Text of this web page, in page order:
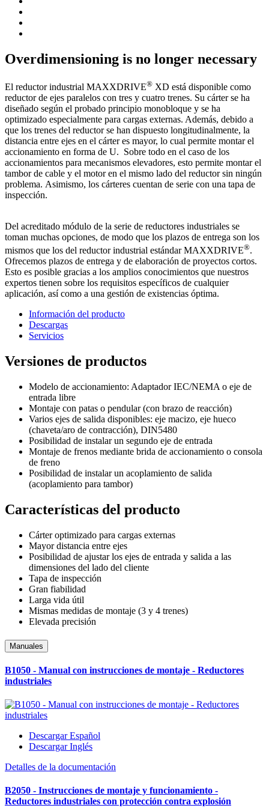
Overdimensioning is no longer necessary
El reductor industrial MAXXDRIVE® XD está disponible como
reductor de ejes paralelos con tres y cuatro trenes. Su cárter se ha
diseñado según el probado principio monobloque y se ha
optimizado especialmente para cargas externas. Además, debido a
que los trenes del reductor se han dispuesto longitudinalmente, la
distancia entre ejes en el cárter es mayor, lo cual permite montar el
accionamiento en forma de U. Sobre todo en el caso de los
accionamientos para mecanismos elevadores, esto permite montar el
tambor de cable y el motor en el mismo lado del reductor sin ningún
problema. Asimismo, los cárteres cuentan de serie con una tapa de
inspección.
Del acreditado módulo de la serie de reductores industriales se
toman muchas opciones, de modo que los plazos de entrega son los
mismos que los del reductor industrial estándar MAXXDRIVE®.
Ofrecemos plazos de entrega y de elaboración de proyectos cortos.
Esto es posible gracias a los amplios conocimientos que nuestros
expertos tienen sobre los requisitos específicos de cualquier
aplicación, así como a una gestión de existencias óptima.
Información del producto
Descargas
Servicios
Versiones de productos
Modelo de accionamiento: Adaptador IEC/NEMA o eje de
entrada libre
Montaje con patas o pendular (con brazo de reacción)
Varios ejes de salida disponibles: eje macizo, eje hueco
(chaveta/aro de contracción), DIN5480
Posibilidad de instalar un segundo eje de entrada
Montaje de frenos mediante brida de accionamiento o consola
de freno
Posibilidad de instalar un acoplamiento de salida
(acoplamiento para tambor)
Características del producto
Cárter optimizado para cargas externas
Mayor distancia entre ejes
Posibilidad de ajustar los ejes de entrada y salida a las
dimensiones del lado del cliente
Tapa de inspección
Gran fiabilidad
Larga vida útil
Mismas medidas de montaje (3 y 4 trenes)
Elevada precisión
Manuales
B1050 - Manual con instrucciones de montaje - Reductores
industriales
Descargar Español
Descargar Inglés
Detalles de la documentación
B2050 - Instrucciones de montaje y funcionamiento -
Reductores industriales con protección contra explosión